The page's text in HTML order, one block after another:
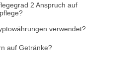
2 Anspruch auf
verwendet?
auf Getränke?